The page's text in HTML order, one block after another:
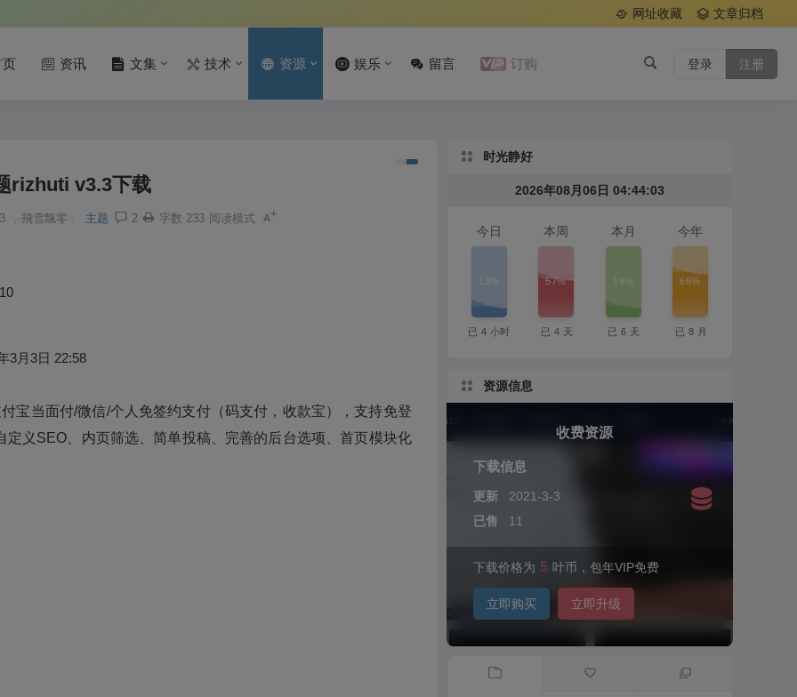
网址收藏 文章归档
资讯 文集 技术 资源 娱乐 留言 订购 登录 注册
rizhuti v3.3下载
╭飛雪飄零╮ 主题 2 字数 233 阅读模式
3月3日 22:58
宝当面付/微信/个人免签约支付（码支付，收款宝），支持免登
义SEO、内页筛选、简单投稿、完善的后台选项、首页模块化
时光静好
2026年08月06日 04:44:04
今日
19%
已 4 小时
本周
57%
已 4 天
本月
19%
已 6 天
今年
66%
已 8 月
资源信息
收费资源
下载信息
更新
2021-3-3
已售
11
下载价格为 5 叶币，包年VIP免费
立即升级
立即购买